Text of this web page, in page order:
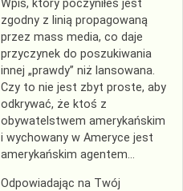
Wpis, który poczyniłeś jest
zgodny z linią propagowaną
przez mass media, co daje
przyczynek do poszukiwania
innej „prawdy” niż lansowana.
Czy to nie jest zbyt proste, aby
odkrywać, że ktoś z
obywatelstwem amerykańskim
i wychowany w Ameryce jest
amerykańskim agentem…
Odpowiadając na Twój